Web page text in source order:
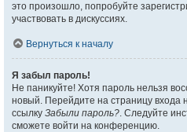
это произошло, попробуйте
участвовать в дискуссиях.
Вернуться к началу
Я забыл пароль!
Не паникуйте! Хотя пароль нельзя
новый. Перейдите на страницу
ссылку Забыли пароль?. Следуйте
сможете войти на конференцию.